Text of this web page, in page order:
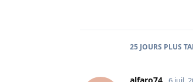
25 JOURS PLUS